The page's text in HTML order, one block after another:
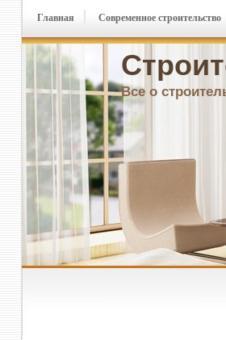
Все о
Главная Современное строительство